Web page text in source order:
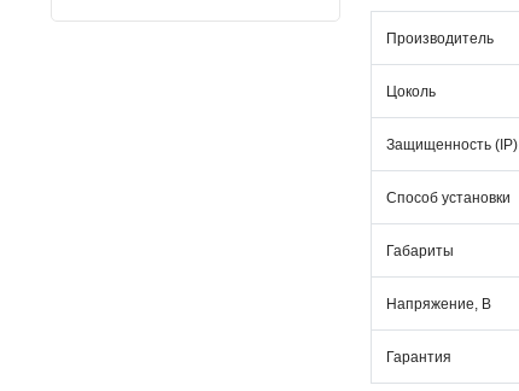
Производитель
Цоколь
Защищенность (IP)
Способ установки
Габариты
Напряжение, В
Гарантия